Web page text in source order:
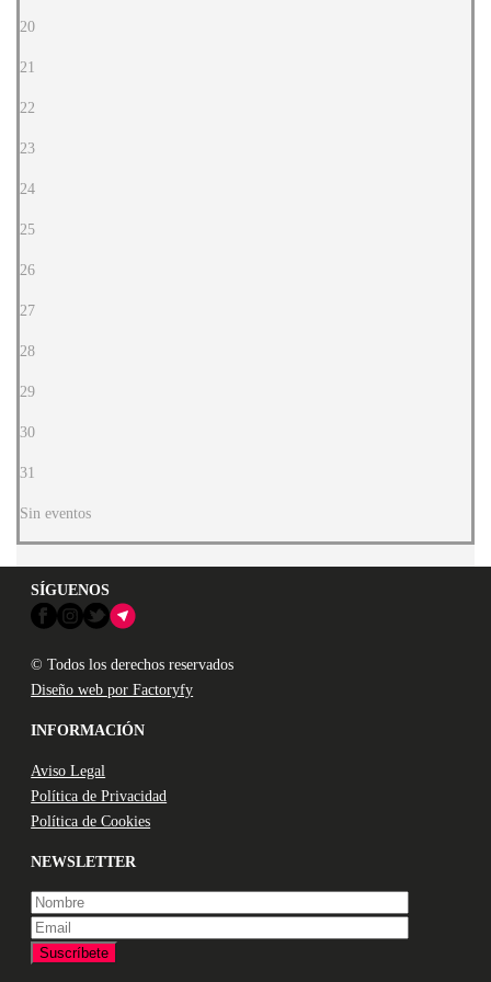
20
21
22
23
24
25
26
27
28
29
30
31
Sin eventos
SÍGUENOS
© Todos los derechos reservados
Diseño web por Factoryfy
INFORMACIÓN
Aviso Legal
Política de Privacidad
Política de Cookies
NEWSLETTER